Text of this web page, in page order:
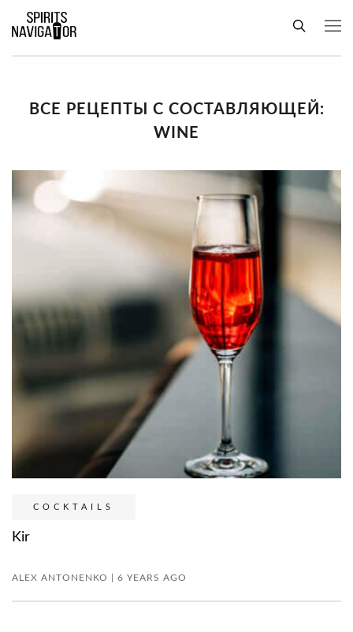
ВСЕ РЕЦЕПТЫ С СОСТАВЛЯЮЩЕЙ:
WINE
COCKTAILS
Kir
ALEX ANTONENKO | 6 YEARS AGO